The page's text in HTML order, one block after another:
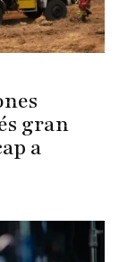
gran
a